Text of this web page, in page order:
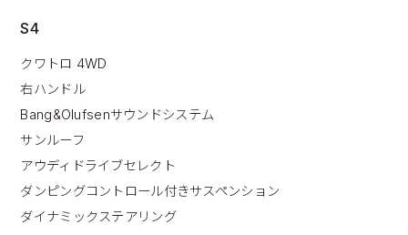
S4
クワトロ 4WD
右ハンドル
Bang&Olufsenサウンドシステム
サンルーフ
アウディドライブセレクト
ダンピングコントロール付きサスペンション
ダイナミックステアリング